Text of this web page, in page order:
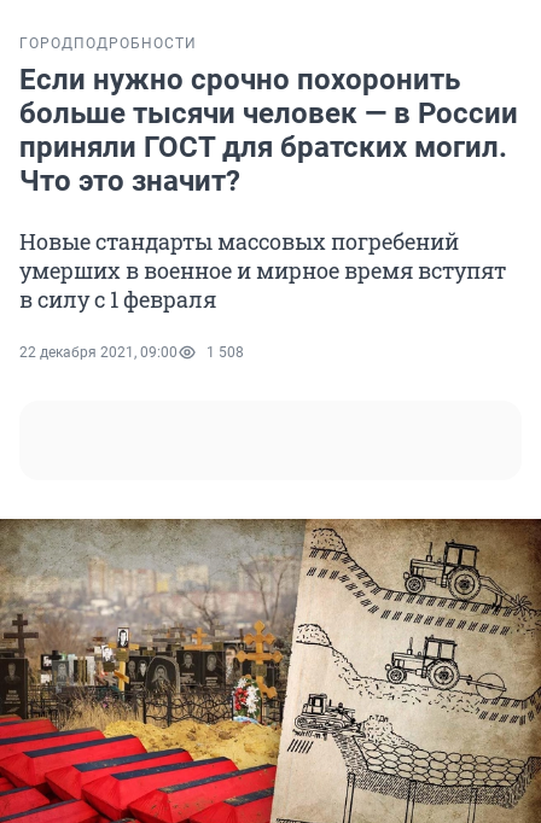
ГОРОД ПОДРОБНОСТИ
Если нужно срочно похоронить
больше тысячи человек — в России
приняли ГОСТ для братских могил.
Что это значит?
Новые стандарты массовых погребений
умерших в военное и мирное время вступят
в силу с 1 февраля
22 декабря 2021, 09:00 1 508